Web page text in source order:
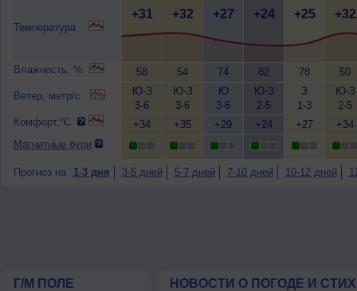
Температура
Влажность, %
Ветер, метр/с
Комфорт,°C
Магнитные бури
+31
58
Ю-З
3-6
+34
+32
54
Ю-З
3-6
+35
+27
74
Ю
3-6
+29
+24
82
Ю-З
2-5
+24
+25
78
З
1-3
+27
+32
50
Ю-З
2-5
+34
Прогноз на 1-3 дня 3-5 дней 5-7 дней 7-10 дней 10-12 дней
Г/М ПОЛЕ НОВОСТИ О ПОГОДЕ И